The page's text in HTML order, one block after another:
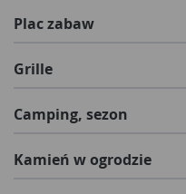
Plac zabaw
Grille
Camping, sezon
Kamień w ogrodzie